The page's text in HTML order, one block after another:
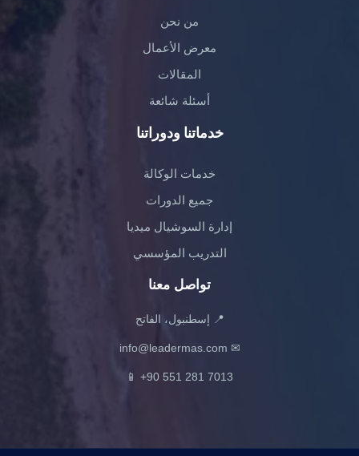
من نحن
معرض الأعمال
المقالات
أسئلة شائعة
خدماتنا ودوراتنا
خدمات الوكالة
جميع الدورات
إدارة السوشيال ميديا
التدريب المؤسسي
تواصل معنا
📍 إسطنبول، الفاتح
✉
info@leadermas.com
📱 +90 551 281 7013